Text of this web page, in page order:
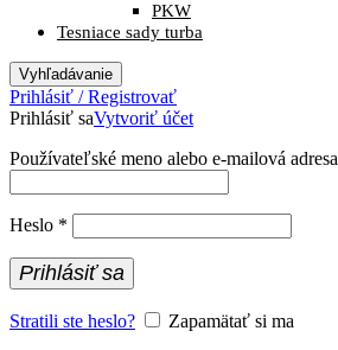
PKW
Tesniace sady turba
Vyhľadávanie
Prihlásiť / Registrovať
Prihlásiť saVytvoriť účet
Používateľské meno alebo e-mailová adresa
Heslo *
Prihlásiť sa
Stratili ste heslo?
Zapamätať si ma